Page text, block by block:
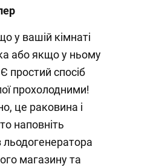
у вашій кімнаті
або якщо у ньому
простий спосіб
прохолодними!
це раковина і
наповніть
льодогенератора
магазину та